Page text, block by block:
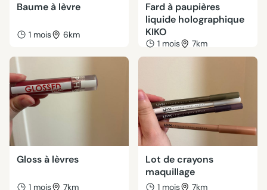
Baume à lèvre
1 mois 6km
Fard à paupières
liquide holographique
KIKO
1 mois 7km
Gloss à lèvres
1 mois 7km
Lot de crayons
maquillage
1 mois 7km